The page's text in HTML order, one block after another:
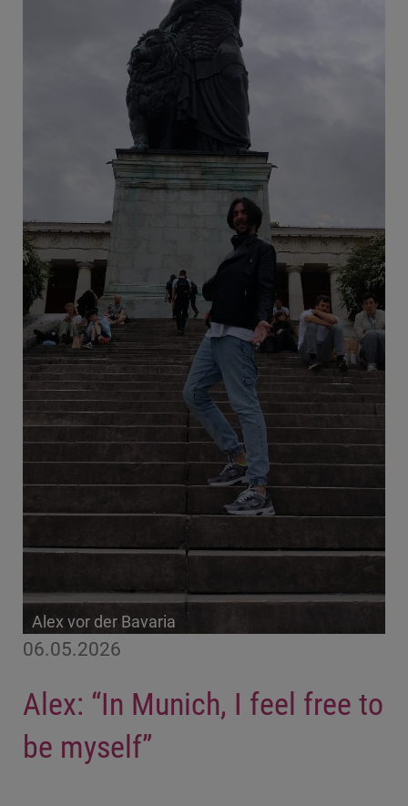
06.05.2026
Alex: “In Munich, I feel free to
be myself”
Alex vor der Bavaria